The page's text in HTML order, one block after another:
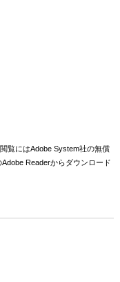
覧にはAdobe System社の無償
Readerからダウンロード